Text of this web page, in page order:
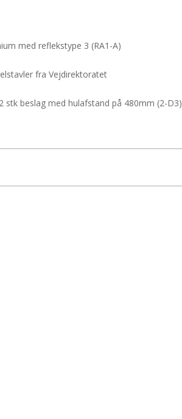
med reflekstype 3 (RA1-A)
fra Vejdirektoratet
stk beslag med hulafstand på 480mm (2-D3)